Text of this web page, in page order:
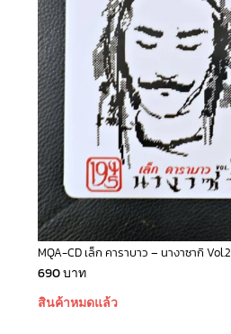
MQA-CD เล็ก คาราบาว – นางาซากิ Vol.2
690บาท
สินค้าหมดแล้ว